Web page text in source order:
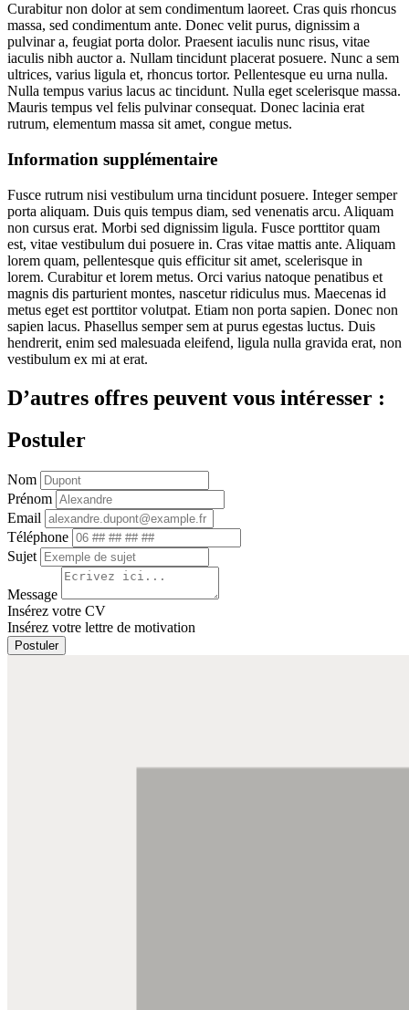
Curabitur non dolor at sem condimentum laoreet. Cras quis rhoncus
massa, sed condimentum ante. Donec velit purus, dignissim a
pulvinar a, feugiat porta dolor. Praesent iaculis nunc risus, vitae
iaculis nibh auctor a. Nullam tincidunt placerat posuere. Nunc a sem
ultrices, varius ligula et, rhoncus tortor. Pellentesque eu urna nulla.
Nulla tempus varius lacus ac tincidunt. Nulla eget scelerisque massa.
Mauris tempus vel felis pulvinar consequat. Donec lacinia erat
rutrum, elementum massa sit amet, congue metus.
Information supplémentaire
Fusce rutrum nisi vestibulum urna tincidunt posuere. Integer semper
porta aliquam. Duis quis tempus diam, sed venenatis arcu. Aliquam
non cursus erat. Morbi sed dignissim ligula. Fusce porttitor quam
est, vitae vestibulum dui posuere in. Cras vitae mattis ante. Aliquam
lorem quam, pellentesque quis efficitur sit amet, scelerisque in
lorem. Curabitur et lorem metus. Orci varius natoque penatibus et
magnis dis parturient montes, nascetur ridiculus mus. Maecenas id
metus eget est porttitor volutpat. Etiam non porta sapien. Donec non
sapien lacus. Phasellus semper sem at purus egestas luctus. Duis
hendrerit, enim sed malesuada eleifend, ligula nulla gravida erat, non
vestibulum ex mi at erat.
D’autres offres peuvent vous intéresser :
Postuler
Nom
Prénom
Email
Téléphone
Sujet
Message
Insérez votre CV
Insérez votre lettre de motivation
Postuler